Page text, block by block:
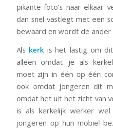
pikante foto’s naar elkaar
dan snel vastlegt met een
bewaard en wordt de
Als kerk is het lastig om
alleen omdat je als
moet zijn in één op één
ook omdat jongeren dit
omdat het uit het zicht van
is als kerkelijk werker
jongeren op hun mobiel